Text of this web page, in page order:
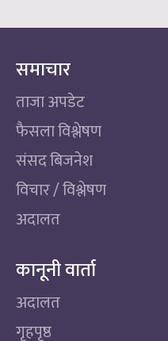
समाचार
ताजा अपडेट
फैसला विश्लेषण
संसद बिजनेश
विचार / विश्लेषण
अदालत
कानूनी वार्ता
अदालत
गृहपृष्ठ